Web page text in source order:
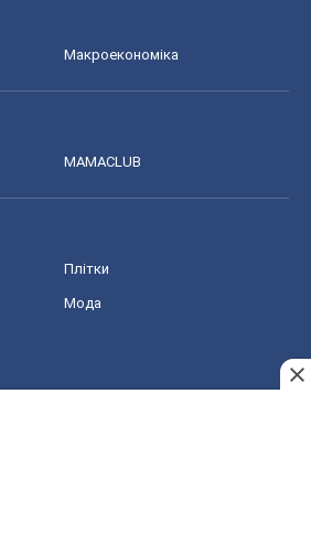
Макроекономіка
MAMACLUB
Плітки
Мода